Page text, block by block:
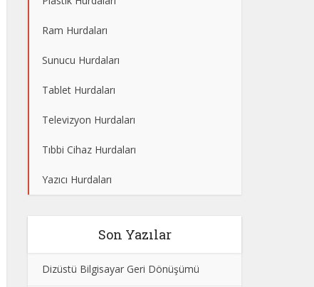
Ram Hurdaları
Sunucu Hurdaları
Tablet Hurdaları
Televizyon Hurdaları
Tıbbi Cihaz Hurdaları
Yazıcı Hurdaları
Son Yazılar
Dizüstü Bilgisayar Geri Dönüşümü